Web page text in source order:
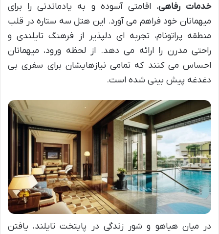
خدمات رفاهی، اقامتی آسوده و به یادماندنی را برای
میهمانان خود فراهم می آورد. این هتل سه ستاره در قلب
منطقه پراتونام، تجربه ای دلپذیر از فرهنگ تایلندی و
راحتی مدرن را ارائه می دهد. از لحظه ورود، میهمانان
احساس می کنند که تمامی نیازهایشان برای سفری بی
دغدغه پیش بینی شده است.
در میان هیاهو و شور زندگی در پایتخت تایلند، یافتن